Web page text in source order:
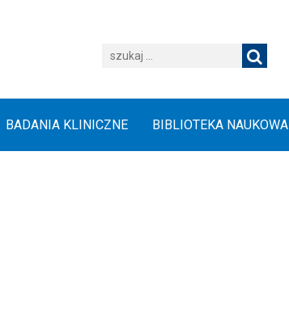
BADANIA KLINICZNE BIBLIOTEKA NAUKOWA